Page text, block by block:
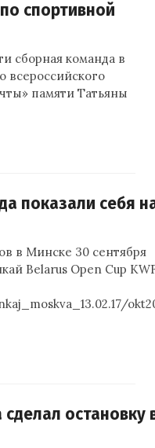
спортивной
сборная команда в
всероссийского
памяти Татьяны
показали себя
в Минске 30 сентября
Belarus Open Cup
остановку